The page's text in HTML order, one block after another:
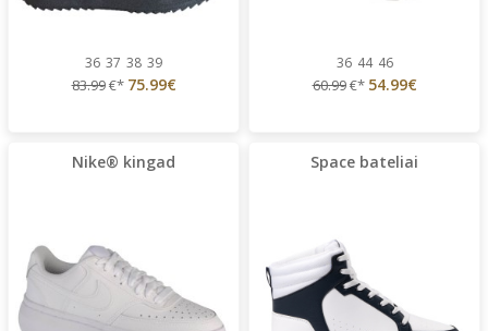
36 37 38 39
83.99€* 75.99€
36 44 46
60.99€* 54.99€
Nike® kingad Space bateliai